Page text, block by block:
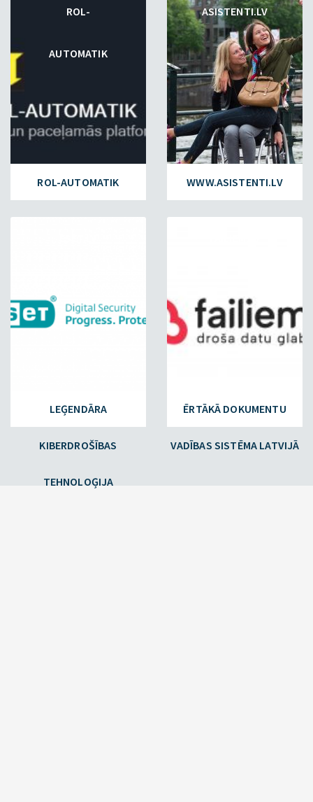
ROL-
AUTOMATIK
ROL-AUTOMATIK
ASISTENTI.LV
WWW.ASISTENTI.LV
LEĢENDĀRA
KIBERDROŠĪBAS
TEHNOLOĢIJA
ĒRTĀKĀ DOKUMENTU
VADĪBAS SISTĒMA LATVIJĀ